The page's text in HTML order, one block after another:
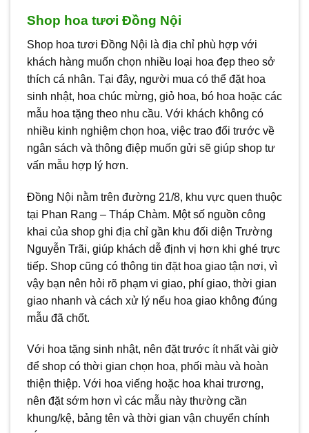
Shop hoa tươi Đồng Nội
Shop hoa tươi Đồng Nội là địa chỉ phù hợp với
khách hàng muốn chọn nhiều loại hoa đẹp theo sở
thích cá nhân. Tại đây, người mua có thể đặt hoa
sinh nhật, hoa chúc mừng, giỏ hoa, bó hoa hoặc các
mẫu hoa tặng theo nhu cầu. Với khách không có
nhiều kinh nghiệm chọn hoa, việc trao đổi trước về
ngân sách và thông điệp muốn gửi sẽ giúp shop tư
vấn mẫu hợp lý hơn.
Đồng Nội nằm trên đường 21/8, khu vực quen thuộc
tại Phan Rang – Tháp Chàm. Một số nguồn công
khai của shop ghi địa chỉ gần khu đối diện Trường
Nguyễn Trãi, giúp khách dễ định vị hơn khi ghé trực
tiếp. Shop cũng có thông tin đặt hoa giao tận nơi, vì
vậy bạn nên hỏi rõ phạm vi giao, phí giao, thời gian
giao nhanh và cách xử lý nếu hoa giao không đúng
mẫu đã chốt.
Với hoa tặng sinh nhật, nên đặt trước ít nhất vài giờ
để shop có thời gian chọn hoa, phối màu và hoàn
thiện thiệp. Với hoa viếng hoặc hoa khai trương,
nên đặt sớm hơn vì các mẫu này thường cần
khung/kệ, bảng tên và thời gian vận chuyển chính